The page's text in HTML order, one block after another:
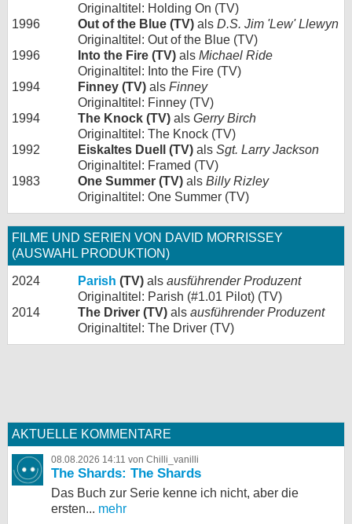
Originaltitel: Holding On (TV)
1996
Out of the Blue (TV) als D.S. Jim 'Lew' Llewyn
Originaltitel: Out of the Blue (TV)
1996
Into the Fire (TV) als Michael Ride
Originaltitel: Into the Fire (TV)
1994
Finney (TV) als Finney
Originaltitel: Finney (TV)
1994
The Knock (TV) als Gerry Birch
Originaltitel: The Knock (TV)
1992
Eiskaltes Duell (TV) als Sgt. Larry Jackson
Originaltitel: Framed (TV)
1983
One Summer (TV) als Billy Rizley
Originaltitel: One Summer (TV)
FILME UND SERIEN VON DAVID MORRISSEY
(AUSWAHL PRODUKTION)
2024 Parish (TV) als ausführender Produzent
Originaltitel: Parish (#1.01 Pilot) (TV)
2014
The Driver (TV) als ausführender Produzent
Originaltitel: The Driver (TV)
AKTUELLE KOMMENTARE
08.08.2026 14:11 von Chilli_vanilli
The Shards: The Shards
Das Buch zur Serie kenne ich nicht, aber die
ersten... mehr